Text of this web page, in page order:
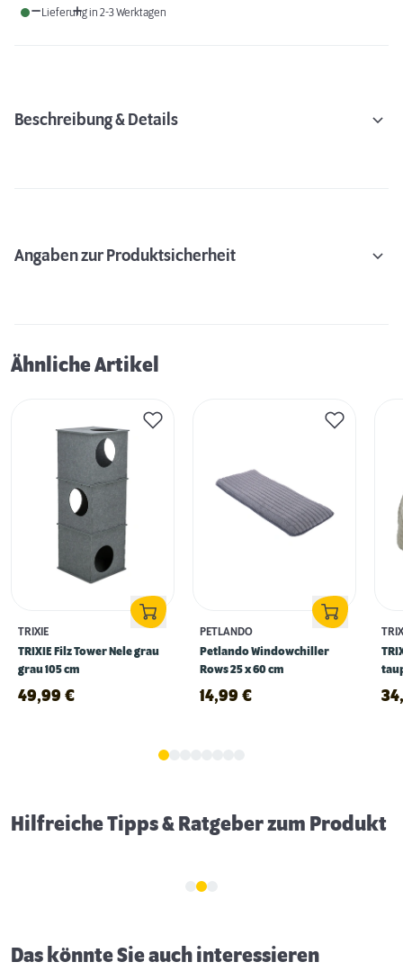
Lieferung in 2-3 Werktagen
Beschreibung & Details
Angaben zur Produktsicherheit
Ähnliche Artikel
TRIXIE
TRIXIE Filz Tower Nele grau
grau 105 cm
49,99 €
PETLANDO
Petlando Windowchiller
Rows 25 x 60 cm
14,99 €
Hilfreiche Tipps & Ratgeber zum Produkt
Das könnte Sie auch interessieren